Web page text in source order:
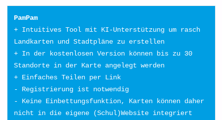
PamPam
+ Intuitives Tool mit KI-Unterstützung um rasch
Landkarten und Stadtpläne zu erstellen
+ In der kostenlosen Version können bis zu 30
Standorte in der Karte angelegt werden
+ Einfaches Teilen per Link
- Registrierung ist notwendig
- Keine Einbettungsfunktion, Karten können daher
nicht in die eigene (Schul)Website integriert